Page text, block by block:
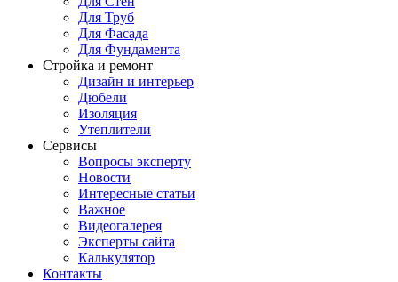
Для Труб
Для Фасада
Для Фундамента
Стройка и ремонт
Дизайн и интерьер
Дюбели
Изоляция
Утеплители
Сервисы
Вопросы эксперту
Новости
Интересные статьи
Важное
Видеогалерея
Эксперты сайта
Калькулятор
Контакты